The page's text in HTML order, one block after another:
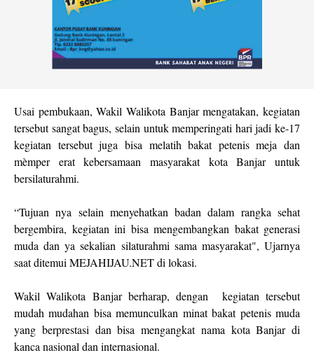
Usai pembukaan, Wakil Walikota Banjar mengatakan, kegiatan
tersebut sangat bagus, selain untuk memperingati hari jadi ke-17
kegiatan tersebut juga bisa melatih bakat petenis meja dan
mèmper erat kebersamaan masyarakat kota Banjar untuk
bersilaturahmi.
“Tujuan nya selain menyehatkan badan dalam rangka sehat
bergembira, kegiatan ini bisa mengembangkan bakat generasi
muda dan ya sekalian silaturahmi sama masyarakat", Ujarnya
saat ditemui MEJAHIJAU.NET di lokasi.
Wakil Walikota Banjar berharap, dengan kegiatan tersebut
mudah mudahan bisa memunculkan minat bakat petenis muda
yang berprestasi dan bisa mengangkat nama kota Banjar di
kanca nasional dan internasional.